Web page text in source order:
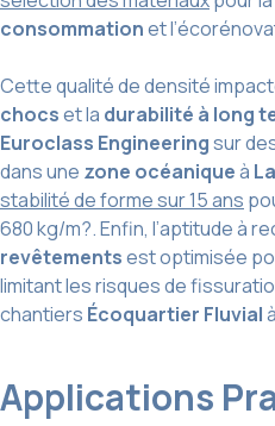
consommationet
Cette qualité de densité
chocset la durabilité à long
Euroclass Engineeringsur
dans une zone océaniqueà
stabilité de forme sur 15 ans
680 kg/m?. Enfin, l’aptitude à
revêtementsest optimisée
limitant les risques de
chantiers Écoquartier Fluvialà
Applications